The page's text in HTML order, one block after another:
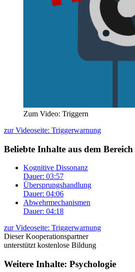
Zum Video: Triggern
zur Videoseite: Triggerwarnung
Beliebte Inhalte aus dem Bereich
Kognitive Dissonanz
Dauer: 03:57
Übersprungshandlung
Dauer: 04:06
Abwehrmechanismen
Dauer: 04:18
zur Videoseite: Triggerwarnung
Dieser Kooperationspartner
unterstützt kostenlose Bildung
Weitere Inhalte: Psychologie